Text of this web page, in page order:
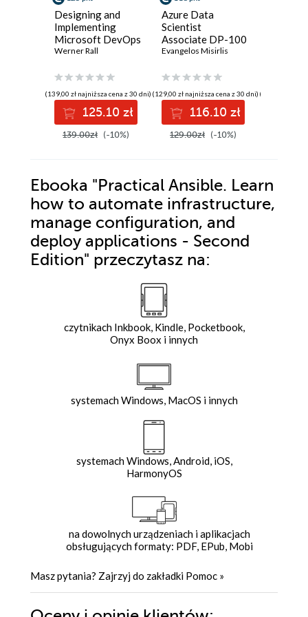
Designing and
Implementing
Microsoft DevOps
Solutions AZ 400
Guide. Gain Azure
DevOps expertise,
pass the AZ-400
with confidence,
and boost your
cloud career
Werner Rall
(139,00 zł najniższa cena z 30 dni)
125.10 zł
139.00zł (-10%)
Azure Data
Scientist
Associate DP-100
Certification
guide to machine
learning in Azure
and passing the
Microsoft
Certified DP-100
exam - Second
Evangelos Misirlis
(129,00 zł najniższa cena z 30 dni)
116.10 zł
129.00zł (-10%)
(139,00 zł
Ebooka "Practical Ansible. Learn
how to automate infrastructure,
manage configuration, and
deploy applications - Second
Edition" przeczytasz na:
czytnikach Inkbook, Kindle, Pocketbook,
Onyx Boox i innych
systemach Windows, MacOS i innych
systemach Windows, Android, iOS,
HarmonyOS
na dowolnych urządzeniach i aplikacjach
obsługujących formaty: PDF, EPub, Mobi
Masz pytania? Zajrzyj do zakładki Pomoc »